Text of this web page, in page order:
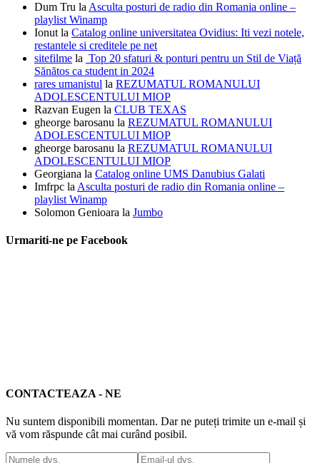
Dum Tru la Asculta posturi de radio din Romania online –
playlist Winamp
Ionut la Catalog online universitatea Ovidius: Iti vezi notele,
restantele si creditele pe net
sitefilme la Top 20 sfaturi & ponturi pentru un Stil de Viață
Sănătos ca student in 2024
rares umanistul la REZUMATUL ROMANULUI
ADOLESCENTULUI MIOP
Razvan Eugen la CLUB TEXAS
gheorge barosanu la REZUMATUL ROMANULUI
ADOLESCENTULUI MIOP
gheorge barosanu la REZUMATUL ROMANULUI
ADOLESCENTULUI MIOP
Georgiana la Catalog online UMS Danubius Galati
Imfrpc la Asculta posturi de radio din Romania online –
playlist Winamp
Solomon Genioara la Jumbo
Urmariti-ne pe Facebook
CONTACTEAZA - NE
Nu suntem disponibili momentan. Dar ne puteți trimite un e-mail și
vă vom răspunde cât mai curând posibil.